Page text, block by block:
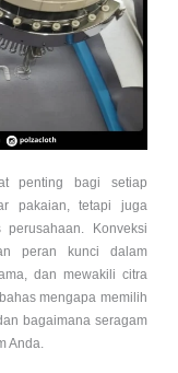
penting bagi setiap
pakaian, tetapi juga
perusahaan. Konveksi
peran kunci dalam
dan mewakili citra
mengapa memilih
bagaimana seragam
Anda.